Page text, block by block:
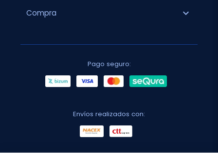
Compra expand_more
Pago seguro:
Envíos realizados con: